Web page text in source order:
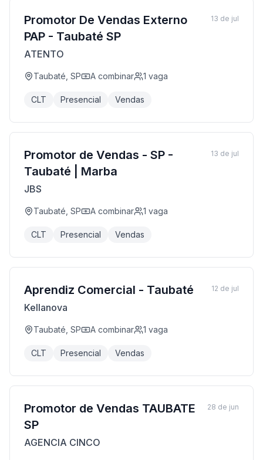
Promotor De Vendas Externo
PAP - Taubaté SP
ATENTO
Taubaté, SP A combinar 1 vaga
CLT Presencial Vendas
13 de jul
Promotor de Vendas - SP -
Taubaté | Marba
JBS
Taubaté, SP A combinar 1 vaga
CLT Presencial Vendas
13 de jul
Aprendiz Comercial - Taubaté
Kellanova
Taubaté, SP A combinar 1 vaga
CLT Presencial Vendas
12 de jul
Promotor de Vendas TAUBATE
SP
AGENCIA CINCO
28 de jun